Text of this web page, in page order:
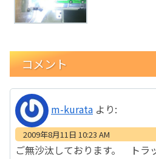
コメント
m-kurata より:
2009年8月11日 10:23 AM
ご無沙汰しております。 トラ